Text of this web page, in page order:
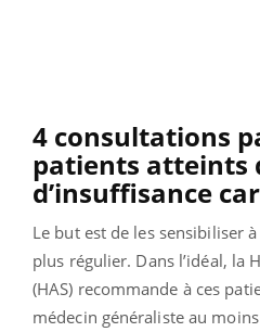
4 consultations
patients atteints
d’insuffisance
Le but est de les sensibiliser
plus régulier. Dans l’idéal, la
(HAS) recommande à ces
médecin généraliste au